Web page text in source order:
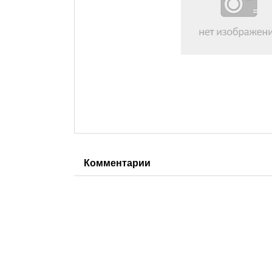
Комментарии